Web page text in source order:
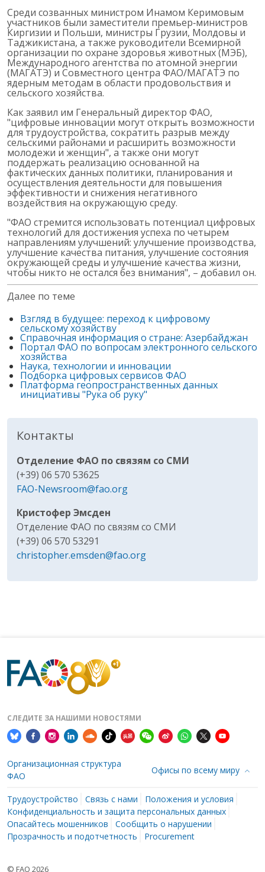
Среди созванных министром Инамом Керимовым
участников были заместители премьер‑министров
Киргизии и Польши, министры Грузии, Молдовы и
Таджикистана, а также руководители Всемирной
организации по охране здоровья животных (МЭБ),
Международного агентства по атомной энергии
(МАГАТЭ) и Совместного центра ФАО/МАГАТЭ по
ядерным методам в области продовольствия и
сельского хозяйства.
Как заявил им Генеральный директор ФАО,
"цифровые инновации могут открыть возможности
для трудоустройства, сократить разрыв между
сельскими районами и расширить возможности
молодежи и женщин", а также они могут
поддержать реализацию основанной на
фактических данных политики, планирования и
осуществления деятельности для повышения
эффективности и снижения негативного
воздействия на окружающую среду.
"ФАО стремится использовать потенциал цифровых
технологий для достижения успеха по четырем
направлениям улучшений: улучшение производства,
улучшение качества питания, улучшение состояния
окружающей среды и улучшение качества жизни,
чтобы никто не остался без внимания", – добавил он.
Далее по теме
Взгляд в будущее: переход к цифровому
сельскому хозяйству
Справочная информация о стране: Азербайджан
Портал ФАО по вопросам электронного сельского
хозяйства
Наука, технологии и инновации
Подборка цифровых сервисов ФАО
Платформа геопространственных данных
инициативы "Рука об руку"
Контакты
Отделение ФАО по связям со СМИ
(+39) 06 570 53625
FAO-Newsroom@fao.org
Кристофер Эмсден
Отделение ФАО по связям со СМИ
(+39) 06 570 53291
christopher.emsden@fao.org
СЛЕДИТЕ ЗА НАШИМИ НОВОСТЯМИ
Организационная структура
ФАО
Офисы по всему миру
Трудоустройство Связь с нами
Положения и условия
Конфиденциальность и защита персональных данных
Опасайтесь мошенников
Сообщить о нарушении
Прозрачность и подотчетность
Procurement
© FAO 2026